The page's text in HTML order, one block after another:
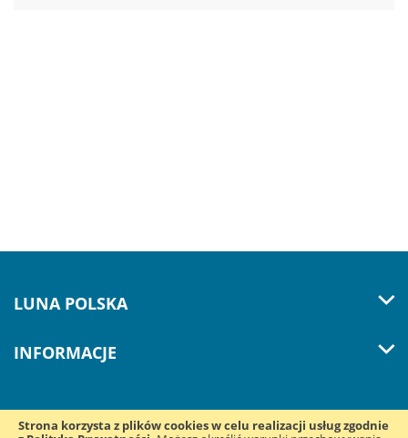
Strona korzysta z plików cookies w celu realizacji usług zgodnie
LUNA POLSKA
INFORMACJE